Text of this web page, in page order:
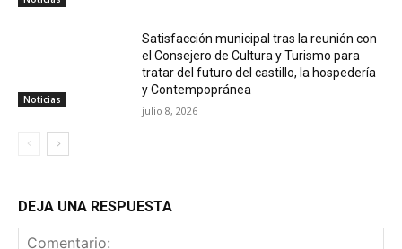
Noticias
Satisfacción municipal tras la reunión con
el Consejero de Cultura y Turismo para
tratar del futuro del castillo, la hospedería
y Contempopránea
julio 8, 2026
DEJA UNA RESPUESTA